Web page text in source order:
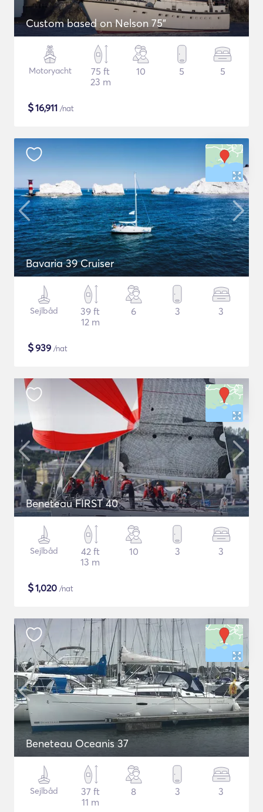
Custom based on Nelson 75"
Motoryacht
75 ft
23 m
10 5 5
$16,911 /nat
Bavaria 39 Cruiser
Sejlbåd
39 ft
12 m
6 3 3
$939 /nat
Beneteau FIRST 40
Sejlbåd
42 ft
13 m
10 3 3
$1,020 /nat
Beneteau Oceanis 37
Sejlbåd
37 ft
11 m
8 3 3